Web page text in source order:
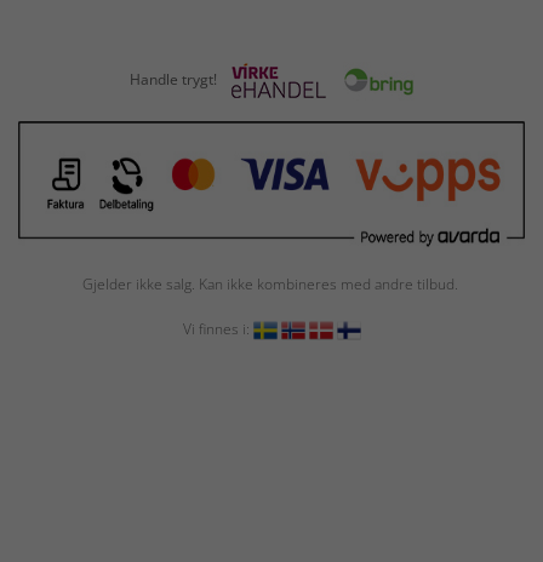
Handle trygt!
Gjelder ikke salg. Kan ikke kombineres med andre tilbud.
Vi finnes i: